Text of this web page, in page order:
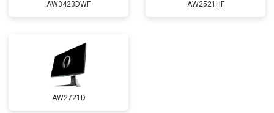
AW3423DWF AW2521HF
AW2721D